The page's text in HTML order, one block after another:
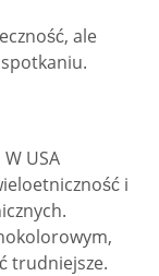
ale
USA
i
trudniejsze.